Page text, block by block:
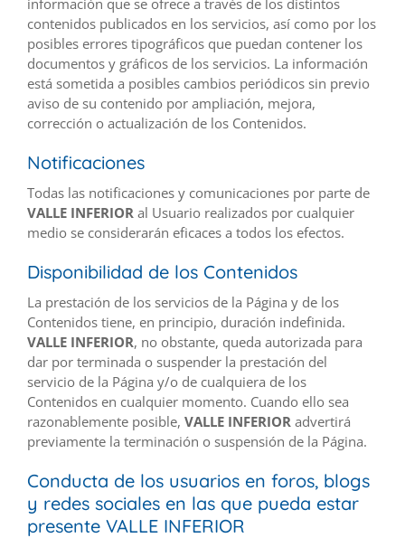
información que se ofrece a través de los distintos
contenidos publicados en los servicios, así como por los
posibles errores tipográficos que puedan contener los
documentos y gráficos de los servicios. La información
está sometida a posibles cambios periódicos sin previo
aviso de su contenido por ampliación, mejora,
corrección o actualización de los Contenidos.
Notificaciones
Todas las notificaciones y comunicaciones por parte de
VALLE INFERIORal Usuario realizados por cualquier
medio se considerarán eficaces a todos los efectos.
Disponibilidad de los Contenidos
La prestación de los servicios de la Página y de los
Contenidos tiene, en principio, duración indefinida.
VALLE INFERIOR, no obstante, queda autorizada para
dar por terminada o suspender la prestación del
servicio de la Página y/o de cualquiera de los
Contenidos en cualquier momento. Cuando ello sea
razonablemente posible, VALLE INFERIORadvertirá
previamente la terminación o suspensión de la Página.
Conducta de los usuarios en foros, blogs
y redes sociales en las que pueda estar
presente VALLE INFERIOR